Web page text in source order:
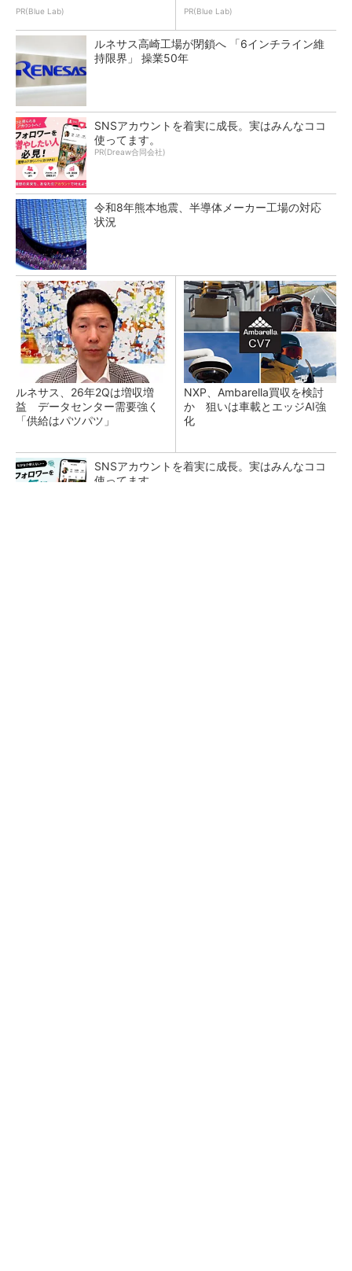
PR(Blue Lab) PR(Blue Lab)
ルネサス高崎工場が閉鎖へ 「6インチライン維
持限界」 操業50年
SNSアカウントを着実に成長。実はみんなココ
使ってます。
PR(Dreaw合同会社)
令和8年熊本地震、半導体メーカー工場の対応
状況
ルネサス、26年2Qは増収増
益 データセンター需要強く
「供給はパツパツ」
NXP、Ambarella買収を検討
か 狙いは車載とエッジAI強
化
SNSアカウントを着実に成長。実はみんなココ
使ってます。